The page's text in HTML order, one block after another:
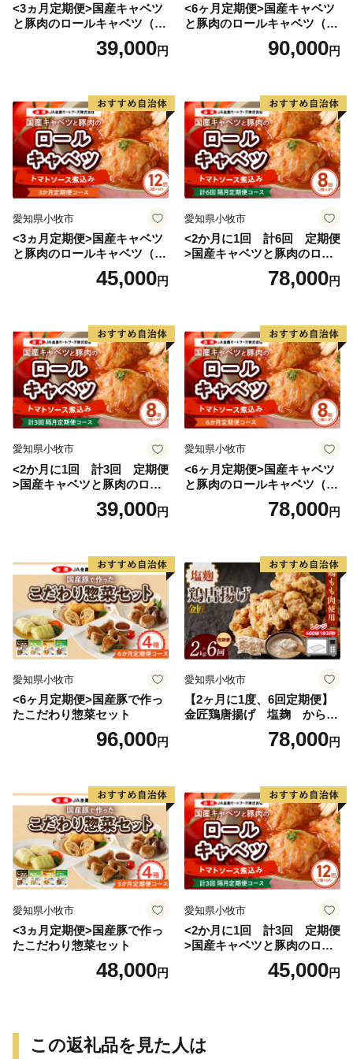
<3ヵ月定期便>国産キャベツ
と豚肉のロールキャベツ（4P
39,000円
<6ヶ月定期便>国産キャベツ
と豚肉のロールキャベツ（6P
90,000円
愛知県小牧市
<3ヵ月定期便>国産キャベツ
と豚肉のロールキャベツ（6P
45,000円
愛知県小牧市
<2か月に1回 計6回 定期便
>国産キャベツと豚肉のロー
ルキャベツ（4P入り）
78,000円
愛知県小牧市
<2か月に1回 計3回 定期便
>国産キャベツと豚肉のロー
ルキャベツ（4P入り）
39,000円
愛知県小牧市
<6ヶ月定期便>国産キャベツ
と豚肉のロールキャベツ（4P
78,000円
愛知県小牧市
<6ヶ月定期便>国産豚で作っ
たこだわり惣菜セット
96,000円
愛知県小牧市
【2ヶ月に1度、6回定期便】
金匠鶏唐揚げ 塩麹 からあ
78,000円
愛知県小牧市
<3ヵ月定期便>国産豚で作っ
たこだわり惣菜セット
48,000円
愛知県小牧市
<2か月に1回 計3回 定期便
>国産キャベツと豚肉のロー
ルキャベツ（6P入り）
45,000円
この返礼品を見た人は